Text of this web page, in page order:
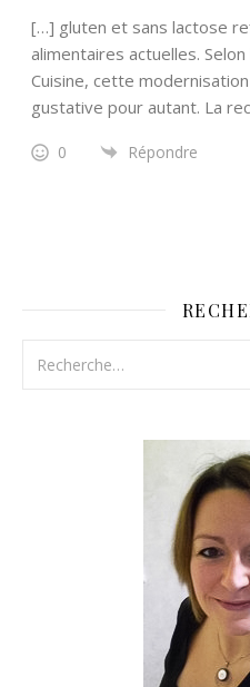
[…] gluten et sans lactose
alimentaires actuelles.
Cuisine, cette
gustative pour autant. La
0 Répondre